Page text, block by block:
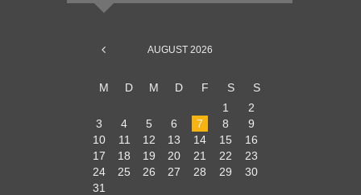
AUGUST 2026
M D M D F S
S
1
2
3
4 5 6 7 8
9
10
11 12 13 14 15
16
17
18 19 20 21 22
23
24
25 26 27 28 29
30
31